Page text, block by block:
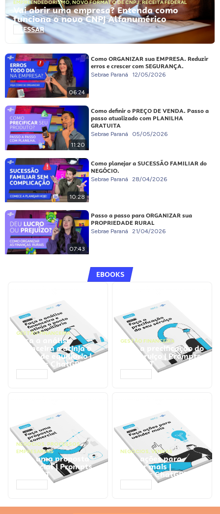
EMPREENDEDORISMO, NOVO FORMATO DE CNPJ,RECEITA FEDERAL
Vai abrir uma empresa? Entenda como
funciona o novo CNPJ Alfanumérico
ACESSAR
06:24
Como ORGANIZAR sua EMPRESA. Reduzir
erros e crescer com SEGURANÇA.
Sebrae Paraná 12/05/2026
11:20
Como definir o PREÇO DE VENDA. Passo a
passo atualizado com PLANILHA
GRATUITA
Sebrae Paraná 05/05/2026
10:28
Como planejar a SUCESSÃO FAMILIAR do
NEGÓCIO.
Sebrae Paraná 28/04/2026
07:43
Passo a passo para ORGANIZAR sua
PROPRIEDADE RURAL
Sebrae Paraná 21/04/2026
EBOOKS
GESTÃO FINANCEIRA
Faça a análise
financeira e atinja o
ponto de equilíbrio |
Prompts ChatGPT
GESTÃO FINANCEIRA
Faça a precificação do
seu serviço | Prompts
ChatGPT
NEGÓCIOS, PROCESSOS
EMPRESARIAIS
Faça uma proposta
comercial | Prompts
ChatGPT
NEGÓCIOS, VENDAS
Faça ações para
vender mais |
Prompts ChatGPT